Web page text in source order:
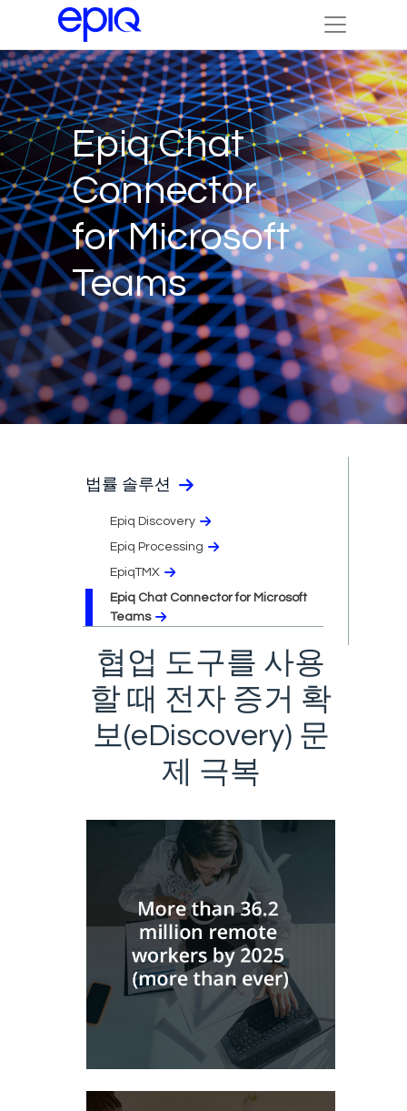
Epiq Chat
Connector
for Microsoft
Teams
법률 솔루션
Epiq Discovery
Epiq Processing
EpiqTMX
Epiq Chat Connector for Microsoft
Teams
협업 도구를 사용
할 때 전자 증거 확
보(eDiscovery) 문
제 극복